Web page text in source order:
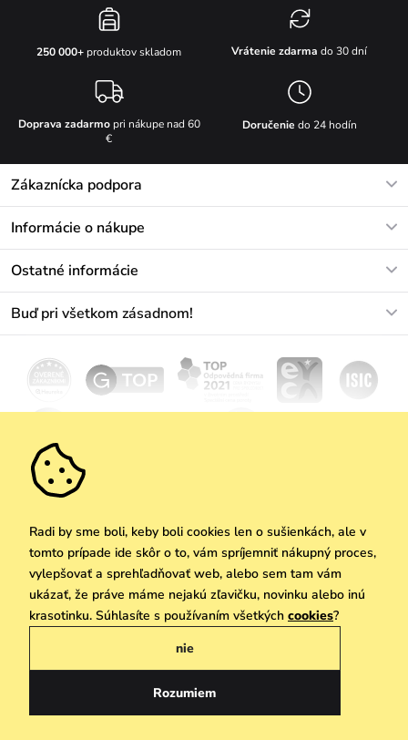
250 000+ produktov skladom Vrátenie zdarma do 30 dní
Doprava zadarmopri nákupe nad 60
€
Doručenie do 24 hodín
Zákaznícka podpora
info@vuch.sk
Informácie o nákupe
Materiály a údržba
Vrátenie a reklamácia
Ostatné informácie
Darčekové poukazy
Velkoobchod
We Care
Vuchlook
Predajne
Buď pri všetkom zásadnom!
Odoberať
Copyright © 2026 Vuch s.r.o. Všetky práva vyhradené. Technicky zabezpečuje
Simplia.cz
Slovenčina
Radi by sme boli, keby boli cookies len o sušienkách, ale v
tomto prípade ide skôr o to, vám spríjemniť nákupný proces,
vylepšovať a sprehľadňovať web, alebo sem tam vám
ukázať, že práve máme nejakú zľavičku, novinku alebo inú
krasotinku. Súhlasíte s používaním všetkých cookies?
nie
Rozumiem